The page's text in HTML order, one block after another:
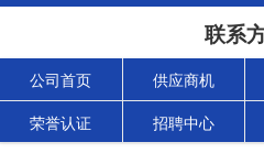
联系
公司首页 供应商机
荣誉认证 招聘中心